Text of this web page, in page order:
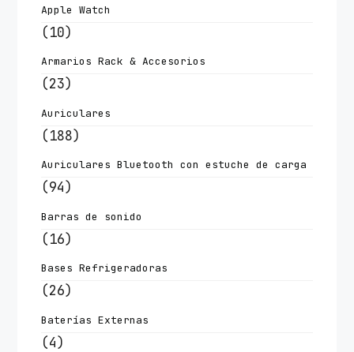
Apple Watch
(10)
Armarios Rack & Accesorios
(23)
Auriculares
(188)
Auriculares Bluetooth con estuche de carga
(94)
Barras de sonido
(16)
Bases Refrigeradoras
(26)
Baterías Externas
(4)